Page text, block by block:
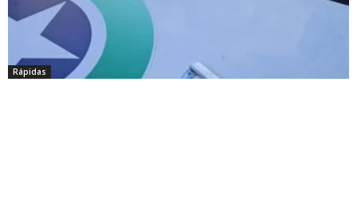
Rápidas